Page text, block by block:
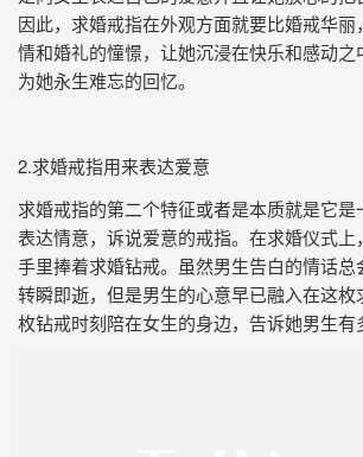
因此，求婚戒指在外观方面就要比婚戒华丽
情和婚礼的憧憬，让她沉浸在快乐和感动
为她永生难忘的回忆。
2.求婚戒指用来表达爱意
求婚戒指的第二个特征或者是本质就是它
表达情意，诉说爱意的戒指。在求婚仪式上
手里捧着求婚钻戒。虽然男生告白的情话总
转瞬即逝，但是男生的心意早已融入在这
枚钻戒时刻陪在女生的身边，告诉她男生有